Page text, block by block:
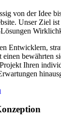
von der Idee
Unser Ziel
Entwicklern,
bewährten
Ihren